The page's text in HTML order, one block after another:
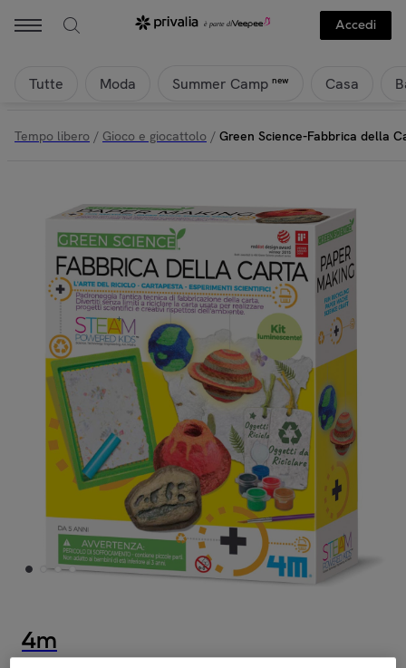
Accedi
Tutte Moda Summer Camp new Casa
Tempo libero / Gioco e giocattolo / Green Science-Fabbrica della
4m